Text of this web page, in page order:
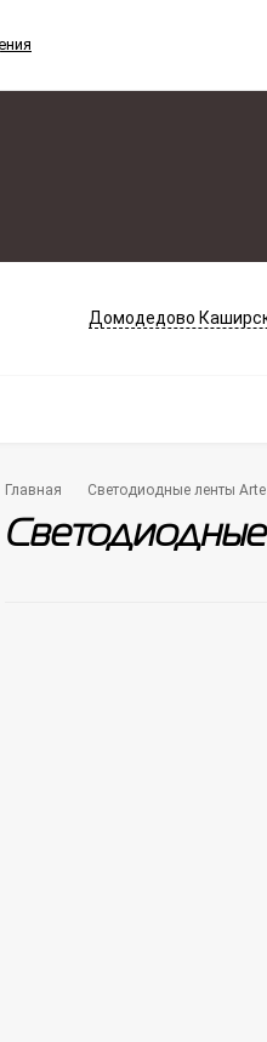
Домодедово
Главная Светодиодные ленты